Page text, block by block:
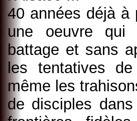
40 années déjà à
une oeuvre qui
battage et sans
les tentatives
même les
de disciples